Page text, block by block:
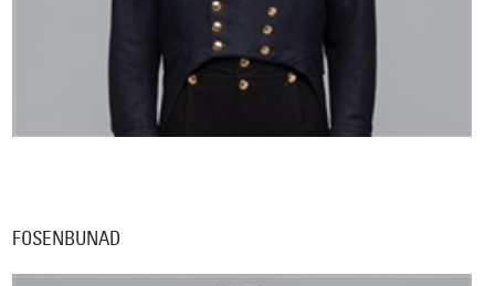
FOSENBUNAD